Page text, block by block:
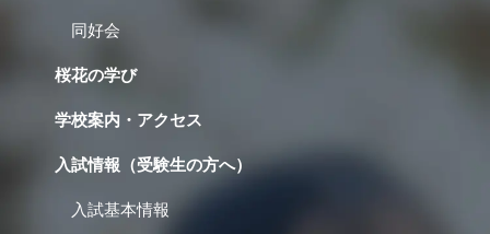
同好会
桜花の学び
学校案内・アクセス
入試情報（受験生の方へ）
入試基本情報